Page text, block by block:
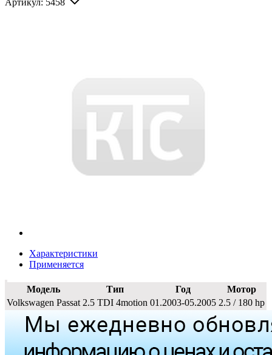
Артикул: 5458
Характеристики
Применяется
Модель Тип Год
Мотор
Volkswagen Passat 2.5 TDI 4motion 01.2003-05.2005 2.5 / 180 hp